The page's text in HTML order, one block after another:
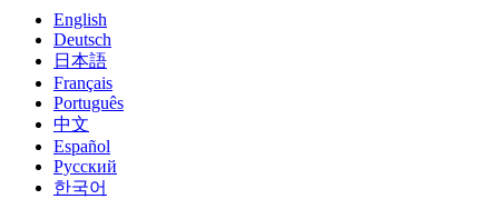
Zusammenarbeit
Schnell mit Ihrem Team zusammenarbeiten und iterieren
Unity herunterladen
Abonnements und Preise
Bereitstellen
Multiplattform
Immersive Schulung
In immersiven Umgebungen trainieren
Kundenerlebnisse
Interaktive 3D-Erlebnisse erstellen
Branchen
Fertigung
Entwicklertools
Versionsfreigaben und Fehlerverfolgung
Roadmap
Bevorstehende Funktionen überprüfen
Glossar
Veranstaltungen
Globale und lokale Veranstaltungen
Gemeinschaftsgeschichten
Made with Unity
Präsentation von Unity-Schöpfern
Professionelles Training
Verbessern Sie Ihr Team mit Unity-Trainern
Neu bei Unity
Erste Schritte
Beginnen Sie noch heute mit dem Lernen
Unity Essential Pathways
Erfolgspläne
Erreichen Sie Ihre Ziele schneller mit Expertenunterstützung
FAQ
Antworten auf häufige Fragen
Kontakt aufnehmen
Verbinden Sie sich mit unserem Team
English
Deutsch
日本語
Français
Português
中文
Español
Русский
한국어